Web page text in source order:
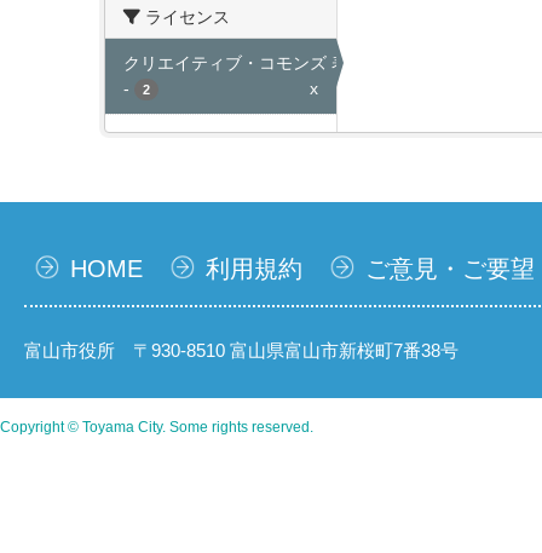
ライセンス
クリエイティブ・コモンズ 表示
-
2 x
HOME 利用規約 ご意見・ご要望
富山市役所 〒930-8510 富山県富山市新桜町7番38号
Copyright © Toyama City. Some rights reserved.